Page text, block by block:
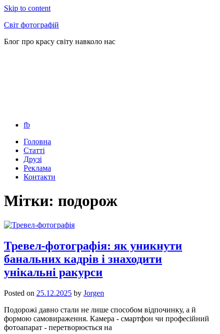
Skip to content
Світ фотографій
Блог про красу світу навколо нас
fb
Головна
Статті
Друзі
Реклама
Контакти
Мітки: подорож
Тревел-фотографія: як уникнути
банальних кадрів і знаходити
унікальні ракурси
Posted on 25.12.2025 by Jorgen
Подорожі давно стали не лише способом відпочинку, а й
формою самовираження. Камера - смартфон чи професійний
фотоапарат - перетворюється на